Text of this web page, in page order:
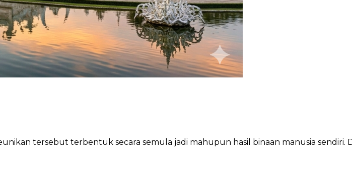
tersebut terbentuk secara semula jadi mahupun hasil binaan manusia sendiri.